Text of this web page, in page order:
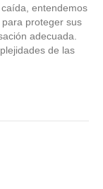
entendemos
proteger sus
adecuada.
de las